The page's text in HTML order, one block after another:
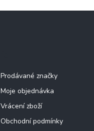
Prodávané značky
Moje objednávka
Vrácení zboží
Obchodní podmínky